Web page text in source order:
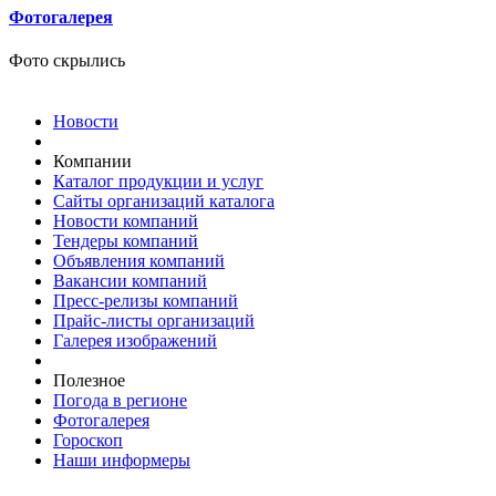
Фотогалерея
Фото скрылись
Новости
Компании
Каталог продукции и услуг
Сайты организаций каталога
Новости компаний
Тендеры компаний
Объявления компаний
Вакансии компаний
Пресс-релизы компаний
Прайс-листы организаций
Галерея изображений
Полезное
Погода в регионе
Фотогалерея
Гороскоп
Наши информеры